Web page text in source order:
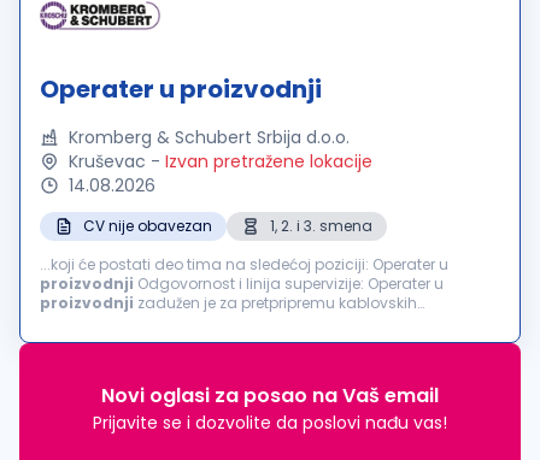
Operater u proizvodnji
Kromberg & Schubert Srbija d.o.o.
Kruševac - Izvan pretražene lokacije
14.08.2026
CV nije obavezan
1, 2. i 3. smena
...koji će postati deo tima na sledećoj poziciji: Operater u
proizvodnji
Odgovornost i linija supervizije: Operater u
proizvodnji zadužen je za pretpripremu kablovskih
poluproizvoda. Obavlja poslove vezane...
Novi oglasi za posao na Vaš email
Prijavite se i dozvolite da poslovi nađu vas!